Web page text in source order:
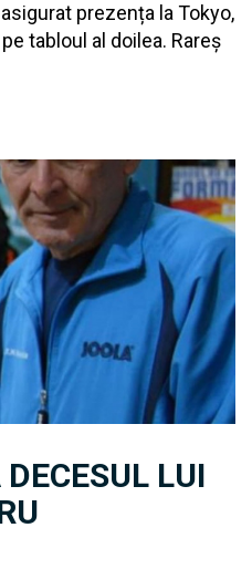
prezența la Tokyo,
tabloul al doilea. Rareș
LUI